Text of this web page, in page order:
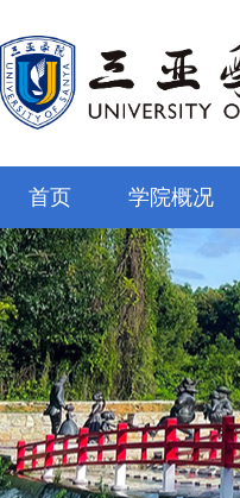
首页 学院概况